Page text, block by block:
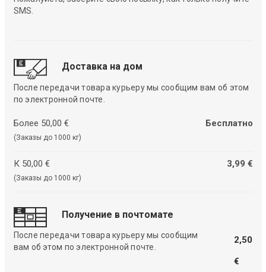
SMS.
Доставка на дом
После передачи товара курьеру мы сообщим вам об этом
по электронной почте.
Более 50,00 €
(Заказы до 1000 кг)
Бесплатно
К 50,00 €
(Заказы до 1000 кг)
3,99 €
Получение в почтомате
После передачи товара курьеру мы сообщим
вам об этом по электронной почте.
2,50
€